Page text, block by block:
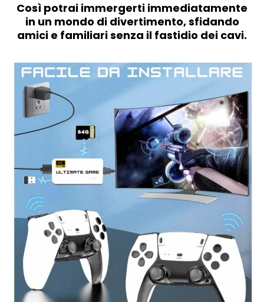
Così potrai immergerti immediatamente
in un mondo di divertimento, sfidando
amici e familiari senza il fastidio dei cavi.